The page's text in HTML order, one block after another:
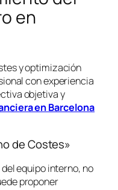
en
y optimización
con experiencia
objetiva y
en Barcelona
de Costes»
equipo interno, no
proponer